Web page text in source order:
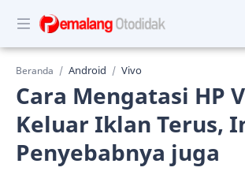
Beranda Android Vivo
Cara Mengatasi HP
Keluar Iklan Terus,
Penyebabnya juga